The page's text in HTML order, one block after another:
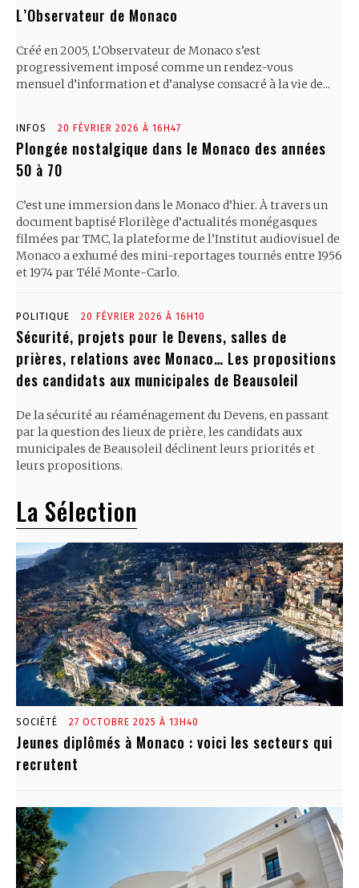
L’Observateur de Monaco
Créé en 2005, L’Observateur de Monaco s’est
progressivement imposé comme un rendez-vous
mensuel d’information et d’analyse consacré à la vie de...
INFOS 20 FÉVRIER 2026 À 16H47
Plongée nostalgique dans le Monaco des années
50 à 70
C’est une immersion dans le Monaco d’hier. À travers un
document baptisé Florilège d’actualités monégasques
filmées par TMC, la plateforme de l’Institut audiovisuel de
Monaco a exhumé des mini-reportages tournés entre 1956
et 1974 par Télé Monte-Carlo.
POLITIQUE 20 FÉVRIER 2026 À 16H10
Sécurité, projets pour le Devens, salles de
prières, relations avec Monaco… Les propositions
des candidats aux municipales de Beausoleil
De la sécurité au réaménagement du Devens, en passant
par la question des lieux de prière, les candidats aux
municipales de Beausoleil déclinent leurs priorités et
leurs propositions.
La Sélection
SOCIÉTÉ 27 OCTOBRE 2025 À 13H40
Jeunes diplômés à Monaco : voici les secteurs qui
recrutent